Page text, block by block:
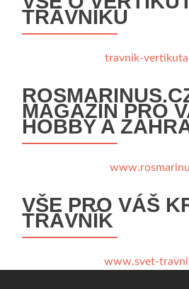
TRÁVNÍKU
travnik-
MAGAZÍN PRO
HOBBY A
VŠE PRO VÁŠ
TRÁVNÍK
www.svet-